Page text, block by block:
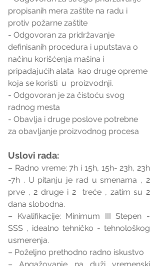
propisanih mera zaštite na radu i
protiv požarne zaštite
- Odgovoran za pridržavanje
definisanih procedura i uputstava o
načinu korišćenja mašina i
pripadajućih alata  kao druge opreme
koja se koristi  u  proizvodnji.
- Odgovoran je za čistoću svog
radnog mesta
- Obavlja i druge poslove potrebne
za obavljanje proizvodnog procesa
Uslovi rada:
– Radno vreme: 7h i 15h, 15h- 23h, 23h
-7h . U pitanju je rad u smenama , 2
prve , 2 druge i 2  treće , zatim su 2
dana slobodna.
– Kvalifikacije: Minimum III Stepen -
SSS , idealno tehničko - tehnološkog
usmerenja.
– Poželjno prethodno radno iskustvo